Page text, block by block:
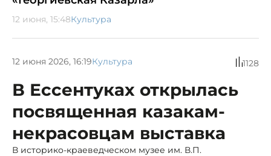
12 июня, 15:48Культура
12 июня 2026, 16:19Культура 1128
В Ессентуках открылась
посвященная казакам-
некрасовцам выставка
В историко-краеведческом музее им. В.П.